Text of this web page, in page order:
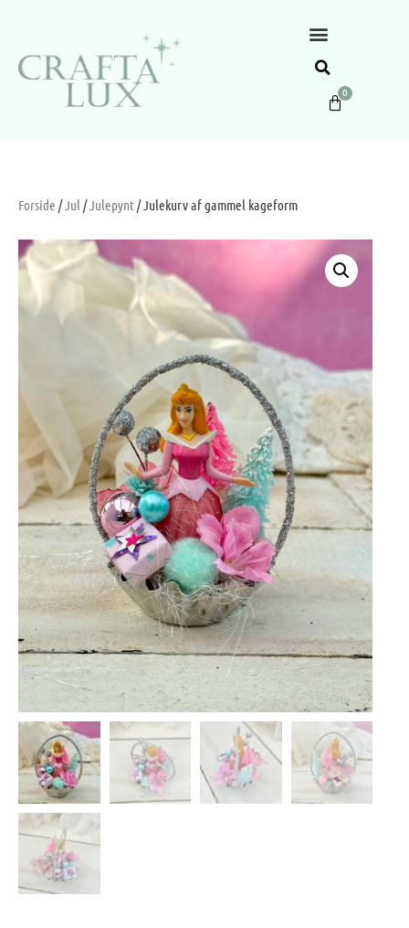
0
Forside /Jul /Julepynt/ Julekurv af gammel kageform